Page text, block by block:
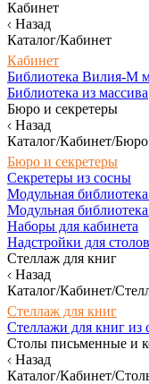
Кабинет
Назад
Каталог/Кабинет
Кабинет
Библиотека Вилия-М
Библиотека из массива
Бюро и секретеры
Назад
Каталог/Кабинет/
Бюро и секретеры
Секретеры из сосны
Модульная
Модульная
Наборы для кабинета
Надстройки для столов
Стеллаж для книг
Назад
Каталог/Кабинет/
Стеллаж для книг
Стеллажи для книг из
Столы письменные и
Назад
Каталог/Кабинет/